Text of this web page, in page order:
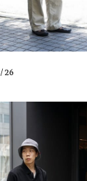
26